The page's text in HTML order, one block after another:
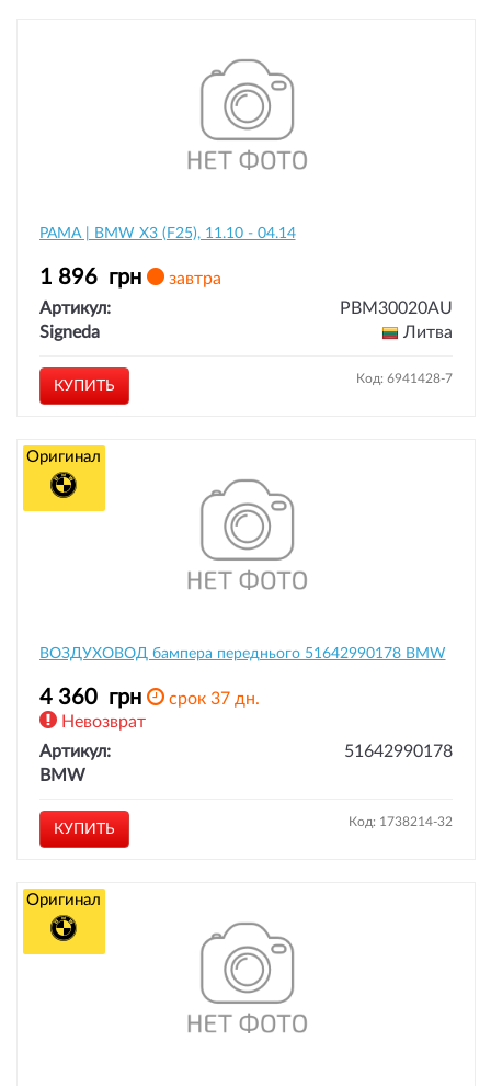
РАМА | BMW X3 (F25), 11.10 - 04.14
1 896 грн
завтра
Артикул:
PBM30020AU
Signeda
Литва
КУПИТЬ Код: 6941428-7
ВОЗДУХОВОД бампера переднього 51642990178 BMW
4 360 грн
срок 37 дн.
Невозврат
Артикул:
51642990178
BMW
КУПИТЬ Код: 1738214-32
Оригинал
Оригинал